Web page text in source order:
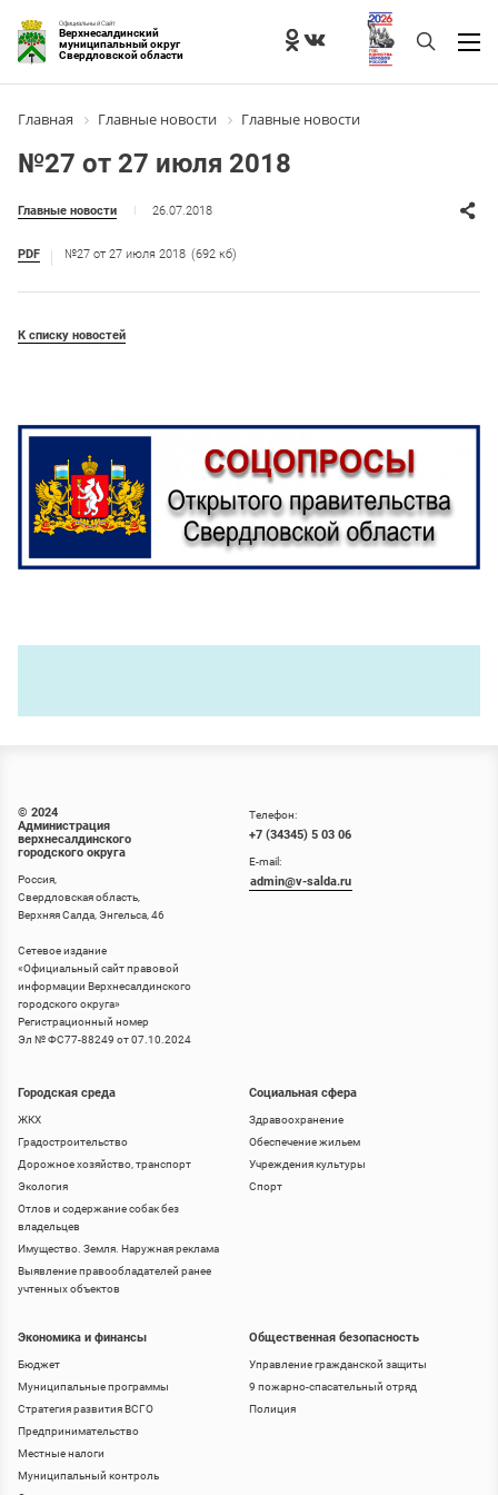
Официальный Сайт
Верхнесалдинский
муниципальный округ
Свердловской области
Главная Главные новости Главные новости
№27 от 27 июля 2018
Главные новости 26.07.2018
PDF №27 от 27 июля 2018 (692 кб)
К списку новостей
© 2024
Администрация
верхнесалдинского
городского округа
Россия,
Свердловская область,
Верхняя Салда, Энгельса, 46
Сетевое издание
«Официальный сайт правовой
информации Верхнесалдинского
городского округа»
Регистрационный номер
Эл № ФС77-88249 от 07.10.2024
Городская среда
ЖКХ
Градостроительство
Дорожное хозяйство, транспорт
Экология
Отлов и содержание собак без
владельцев
Имущество. Земля. Наружная реклама
Выявление правообладателей ранее
учтенных объектов
Социальная сфера
Здравоохранение
Обеспечение жильем
Учреждения культуры
Спорт
Телефон:
+7 (34345) 5 03 06
E-mail:
admin@v-salda.ru
Экономика и финансы
Бюджет
Муниципальные программы
Стратегия развития ВСГО
Предпринимательство
Местные налоги
Муниципальный контроль
Общественная безопасность
Управление гражданской защиты
9 пожарно-спасательный отряд
Полиция